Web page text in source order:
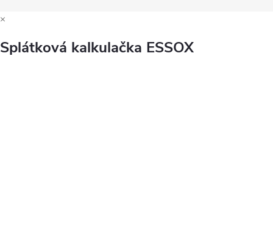
×
Splátková kalkulačka ESSOX